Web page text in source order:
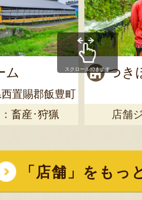
ム
置賜郡飯豊町
畜産･狩猟
つき
店舗
スクロールできます
「店舗」をもっ